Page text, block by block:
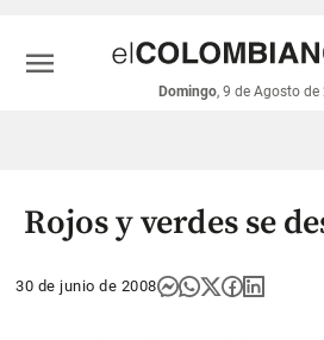
económicos
Colombia
Domingo, 9 de Agosto de
menu
Rojos y verdes se
30 de junio de 2008